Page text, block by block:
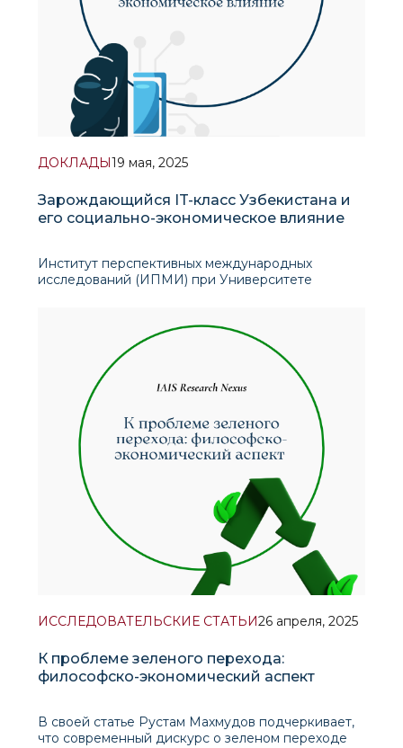
ДОКЛАДЫ 19 мая, 2025
Зарождающийся IT-класс Узбекистана и
его социально-экономическое влияние
Институт перспективных международных
исследований (ИПМИ) при Университете
Эберта в Центральной Азии в 2023–2024 гг.
реализовал исследовательский проект,
посвящённый изучению новой социальной
ИССЛЕДОВАТЕЛЬСКИЕ СТАТЬИ26 апреля, 2025
К проблеме зеленого перехода:
философско-экономический аспект
В своей статье Рустам Махмудов подчеркивает,
что современный дискурс о зеленом переходе